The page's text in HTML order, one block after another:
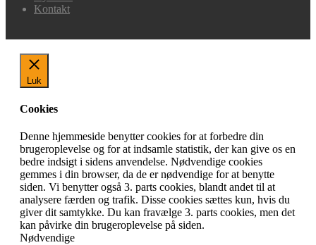
Kontakt
Luk
Cookies
Denne hjemmeside benytter cookies for at forbedre din
brugeroplevelse og for at indsamle statistik, der kan give os en
bedre indsigt i sidens anvendelse. Nødvendige cookies
gemmes i din browser, da de er nødvendige for at benytte
siden. Vi benytter også 3. parts cookies, blandt andet til at
analysere færden og trafik. Disse cookies sættes kun, hvis du
giver dit samtykke. Du kan fravælge 3. parts cookies, men det
kan påvirke din brugeroplevelse på siden.
Nødvendige